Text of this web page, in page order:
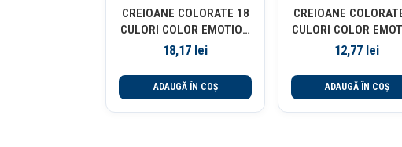
CREIOANE COLORATE 18
CULORI COLOR EMOTION
DELI
18,17 lei
ADAUGĂ ÎN COȘ
CREIOANE
CULORI COLOR
DELI
12,77 lei
ADAUGĂ ÎN COȘ